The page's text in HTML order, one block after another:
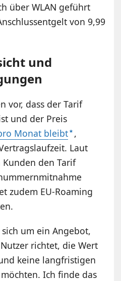
über WLAN geführt
von 9,99
und
vor, dass der Tarif
und der Preis
Monat bleibt ,
Laut
den Tarif
zudem EU-Roaming
um ein Angebot,
richtet, die Wert
keine langfristigen
Ich finde das